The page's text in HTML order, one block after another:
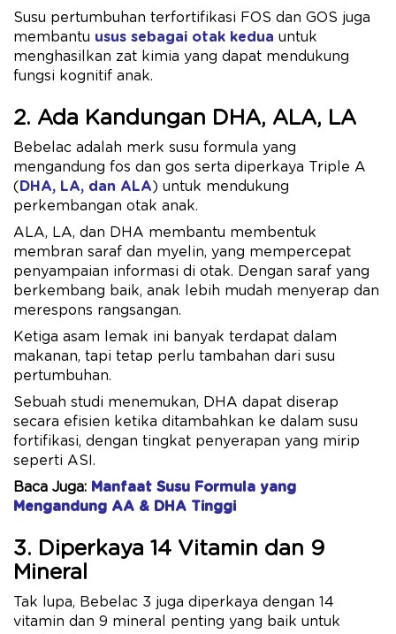
Susu pertumbuhan terfortifikasi FOS dan GOS juga
membantu usus sebagai otak kedua untuk
menghasilkan zat kimia yang dapat mendukung
fungsi kognitif anak.
2. Ada Kandungan DHA, ALA, LA
Bebelac adalah merk susu formula yang
mengandung fos dan gos serta diperkaya Triple A
(DHA, LA, dan ALA) untuk mendukung
perkembangan otak anak.
ALA, LA, dan DHA membantu membentuk
membran saraf dan myelin, yang mempercepat
penyampaian informasi di otak. Dengan saraf yang
berkembang baik, anak lebih mudah menyerap dan
merespons rangsangan.
Ketiga asam lemak ini banyak terdapat dalam
makanan, tapi tetap perlu tambahan dari susu
pertumbuhan.
Sebuah studi menemukan, DHA dapat diserap
secara efisien ketika ditambahkan ke dalam susu
fortifikasi, dengan tingkat penyerapan yang mirip
seperti ASI.
Baca Juga: Manfaat Susu Formula yang
Mengandung AA & DHA Tinggi
3. Diperkaya 14 Vitamin dan 9
Mineral
Tak lupa, Bebelac 3 juga diperkaya dengan 14
vitamin dan 9 mineral penting yang baik untuk